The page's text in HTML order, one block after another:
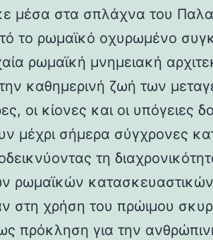
μέσα στα σπλάχνα του
το ρωμαϊκό οχυρωμένο
ρωμαϊκή μνημειακή
καθημερινή ζωή των
οι κίονες και οι υπόγειες
μέχρι σήμερα σύγχρονες
τη
ρωμαϊκών
στη χρήση του πρώιμου
πρόκληση για την